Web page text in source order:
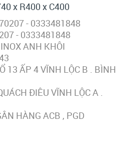
x R400 x C400
- 0333481848
- 0333481848
ANH KHÔI
13 ẤP 4 VĨNH LỘC B . BÌNH
ĐIÊU VĨNH LỘC A .
HÀNG ACB , PGD